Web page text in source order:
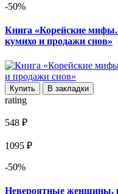
-50%
Книга «Корейские
кумихо и продажи снов»
Купить В закладки
rating
548 ₽
1095 ₽
-50%
Невероятные женщины,